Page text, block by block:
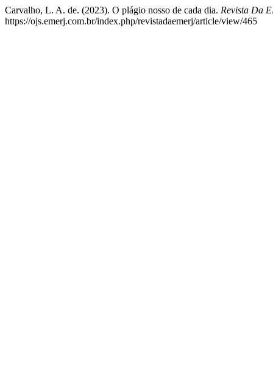
Carvalho, L. A. de. (2023). O plágio nosso de cada dia. Revista Da
https://ojs.emerj.com.br/index.php/revistadaemerj/article/view/465